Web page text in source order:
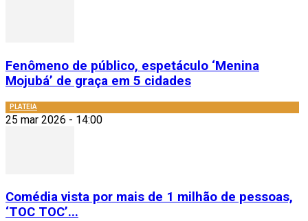
Fenômeno de público, espetáculo ‘Menina
Mojubá’ de graça em 5 cidades
PLATEIA
25 mar 2026 - 14:00
Comédia vista por mais de 1 milhão de pessoas,
‘TOC TOC’...